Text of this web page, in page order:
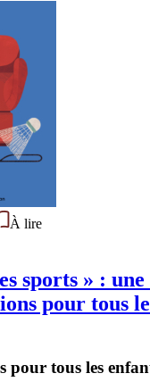
À lire
sports » :
pour tous
pour tous les